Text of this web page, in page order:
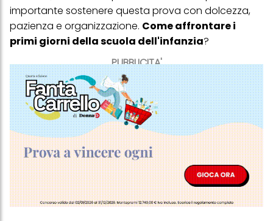
PUBBLICITA'
importante sostenere questa prova con dolcezza,
pazienza e organizzazione. Come affrontare i
primi giorni della scuola dell'infanzia?